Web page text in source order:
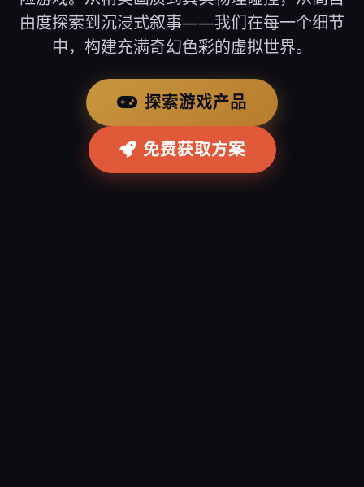
由度探索到沉浸式叙事——我们在每一个细节
中，构建充满奇幻色彩的虚拟世界。
探索游戏产品
免费获取方案